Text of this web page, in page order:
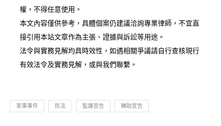
權，不得任意使用。
本文內容僅供參考，具體個案仍建議洽詢專業律師，不宜直
接引用本站文章作為主張、證據與訴訟等用途。
法令與實務見解均具時效性，如遇相關爭議請自行查核現行
有效法令及實務見解，或與我們聯繫。
家事事件 民法 監護宣告 輔助宣告